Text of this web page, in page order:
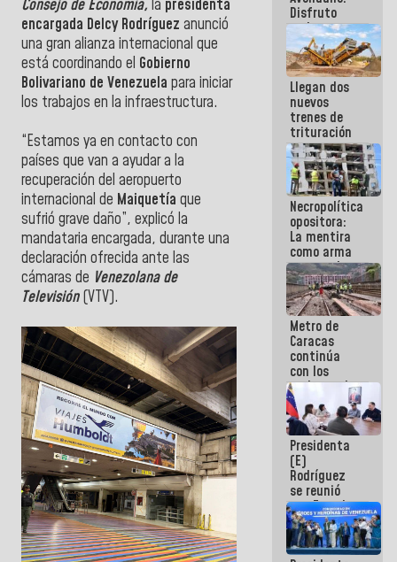
Consejo de Economía, la presidenta
encargada Delcy Rodríguez anunció
una gran alianza internacional que
está coordinando el Gobierno
Bolivariano de Venezuela para iniciar
los trabajos en la infraestructura.
“Estamos ya en contacto con
países que van a ayudar a la
recuperación del aeropuerto
internacional de Maiquetía que
sufrió grave daño”, explicó la
mandataria encargada, durante una
declaración ofrecida ante las
cámaras de Venezolana de
Televisión(VTV).
Disfruto
cada vez
que escribes
porque lo
que haces
es
embarrarla
Llegan dos
nuevos
trenes de
trituración
para
optimizar
manejo de
escombros
en La Guaira
Necropolítica
opositora:
La mentira
como arma
contra el
Pueblo
Metro de
Caracas
continúa
con los
trabajos de
mantenimiento
e inspección
en la Línea 2
Presidenta
(E)
Rodríguez
se reunió
con Estado
Mayor
Eléctrico
para